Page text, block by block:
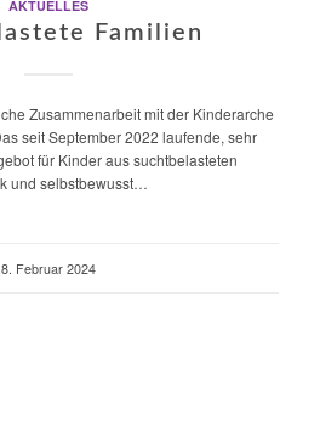
AKTUELLES
Familien
Zusammenarbeit mit der Kinderarche
seit September 2022 laufende, sehr
für Kinder aus suchtbelasteten
und selbstbewusst…
8. Februar 2024